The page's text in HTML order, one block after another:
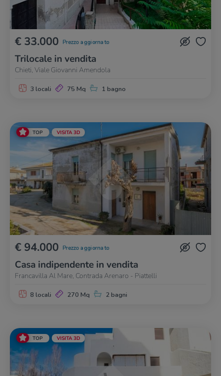
€ 33.000 Prezzo aggiornato
Trilocale in vendita
Chieti, Viale Giovanni Amendola
3 locali 75 Mq 1 bagno
TOP VISITA 3D
€ 94.000 Prezzo aggiornato
Casa indipendente in vendita
Francavilla Al Mare, Contrada Arenaro - Piattelli
8 locali 270 Mq 2 bagni
TOP VISITA 3D